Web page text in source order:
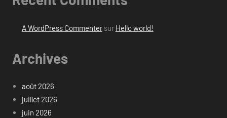
A WordPress Commentersur Hello world!
Archives
août 2026
juillet 2026
juin 2026